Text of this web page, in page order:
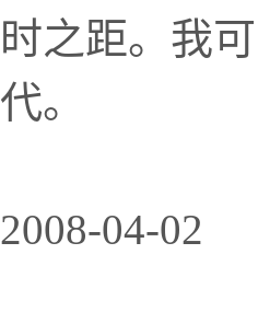
时之距。我
代。
2008-04-02